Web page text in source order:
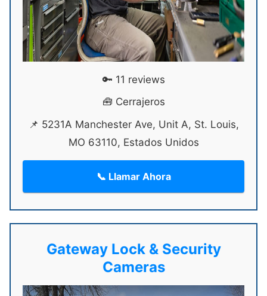
🔑 11 reviews
🧰 Cerrajeros
📌 5231A Manchester Ave, Unit A, St. Louis,
MO 63110, Estados Unidos
📞 Llamar Ahora
Gateway Lock & Security
Cameras